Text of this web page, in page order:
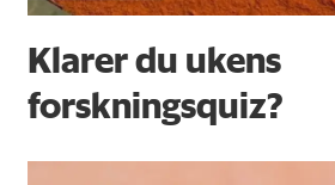
Klarer du ukens
forskningsquiz?